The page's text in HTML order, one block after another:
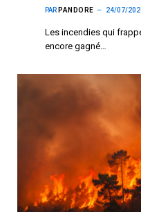
PAR PANDORE 24/07/
Les incendies qui
encore gagné…